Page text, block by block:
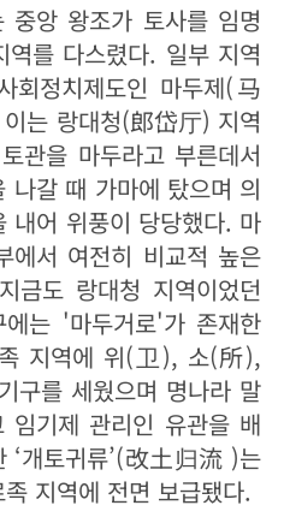
중앙 왕조가 토사를 임명
를 다스렸다. 일부 지역
회정치제도인 마두제(马
는 랑대청(郎岱厅) 지역
관을 마두라고 부른데서
나갈 때 가마에 탔으며 의
내어 위풍이 당당했다. 마
에서 여전히 비교적 높은
금도 랑대청 지역이었던
는 '마두거로'가 존재한
지역에 위(卫), 소(所),
를 세웠으며 명나라 말
임기제 관리인 유관을 배
‘개토귀류’(改土归流 )는
지역에 전면 보급됐다.